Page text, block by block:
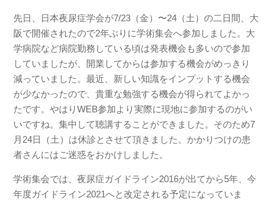
先日、日本夜尿症学会が7/23（金）〜24（土）の二日間、大
阪で開催されたので2年ぶりに学術集会へ参加しました。大
学病院など病院勤務している頃は発表機会も多いので参加
していましたが、開業してからは参加する機会がめっきり
減っていました。最近、新しい知識をインプットする機会
が少なかったので、貴重な勉強する機会が得られてよかっ
たです。やはりWEB参加より実際に現地に参加するのがい
いですね。集中して聴講することができました。そのため7
月24日（土）は休診とさせて頂きました。かかりつけの患
者さんにはご迷惑をおかけしました。
学術集会では、夜尿症ガイドライン2016が出てから5年、今
年度ガイドライン2021へと改定される予定になっていま